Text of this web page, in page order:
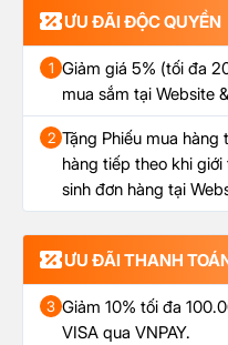
ƯU ĐÃI ĐỘC QUYỀN
1 Giảm giá 5% (tối đa
mua sắm tại Website
2 Tặng Phiếu mua
hàng tiếp theo khi
sinh đơn hàng tại
ƯU ĐÃI THANH
3 Giảm 10% tối đa
VISA qua VNPAY.